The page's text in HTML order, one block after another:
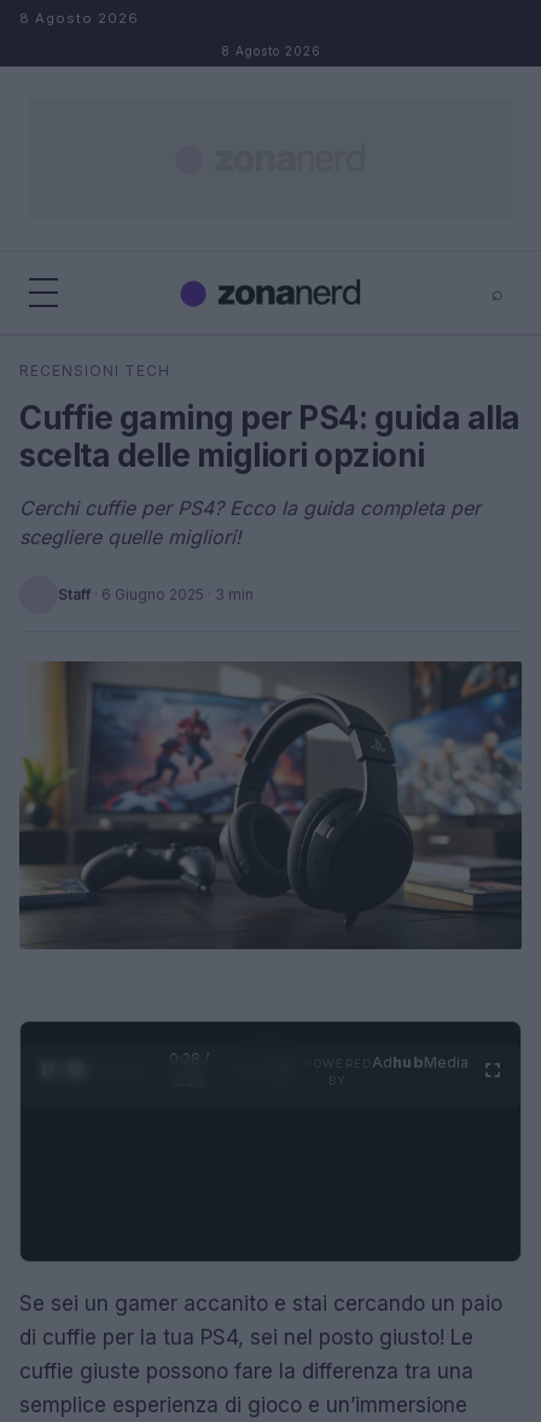
Salta al contenuto
8 Agosto 2026
8 Agosto 2026
⌕
Cerca
RECENSIONI TECH
Cuffie gaming per PS4: guida alla
scelta delle migliori opzioni
Cerchi cuffie per PS4? Ecco la guida completa per
scegliere quelle migliori!
Staff · 6 Giugno 2025 · 3 min
0:29 /
AdhubMedia
Se sei un gamer accanito e stai cercando un paio
di cuffie per la tua PS4, sei nel posto giusto! Le
cuffie giuste possono fare la differenza tra una
semplice esperienza di gioco e un’immersione